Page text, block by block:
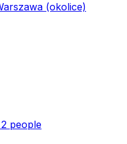
(okolice)
people